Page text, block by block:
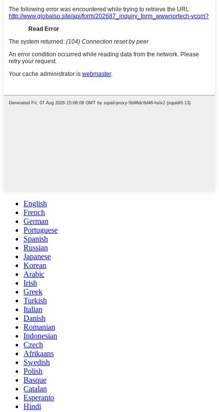
English
French
German
Portuguese
Spanish
Russian
Japanese
Korean
Arabic
Irish
Greek
Turkish
Italian
Danish
Romanian
Indonesian
Czech
Afrikaans
Swedish
Polish
Basque
Catalan
Esperanto
Hindi